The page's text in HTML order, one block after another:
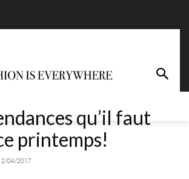
qu’il faut
printemps!
04/2017